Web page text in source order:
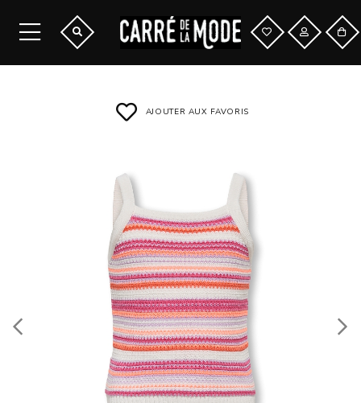
AJOUTER AUX FAVORIS